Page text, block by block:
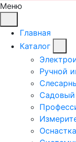
Меню
Главная
Каталог
Ручной
Садовый
Оснастка